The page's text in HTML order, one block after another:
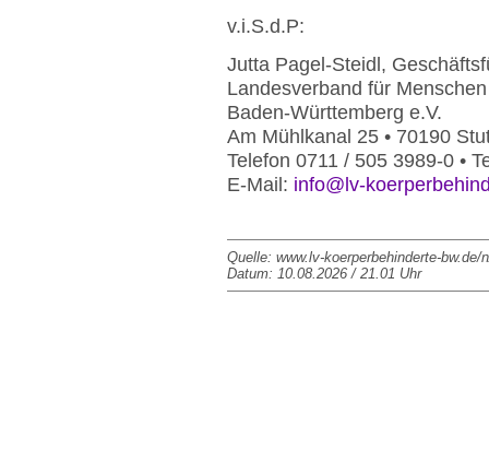
v.i.S.d.P:
Jutta Pagel-Steidl,
Landesverband für
Baden-Württemberg e.V.
Am Mühlkanal 25 • 70190
Telefon 0711 / 505 3989-0 •
E-Mail: info@lv-
Quelle: www.lv-koerperbehinderte-bw.de/
Datum: 10.08.2026 / 21.01 Uhr